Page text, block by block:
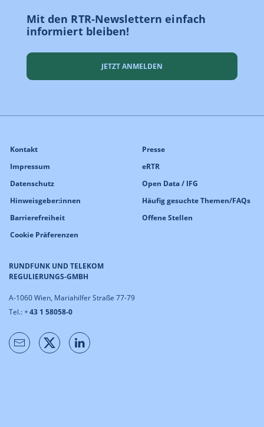
Mit den RTR-Newslettern einfach
informiert bleiben!
JETZT ANMELDEN
RUNDFUNK UND TELEKOM
REGULIERUNGS-GMBH
A-1060 Wien, Mariahilfer Straße 77-79
Tel.: +43 1 58058-0
Kontakt
Impressum
Datenschutz
Hinweisgeber:innen
Barrierefreiheit
Cookie Präferenzen
Presse
eRTR
Open Data / IFG
Häufig gesuchte Themen/FAQs
Offene Stellen